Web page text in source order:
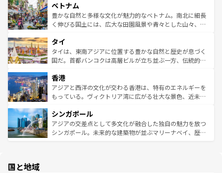
参照してほしい。
容にもいいと評判のスイーツなど、バラエティ豊かな料理
が味わえる。 なお、新着の台湾情報は コンテンツ一覧を参
照してほしい。
き、地方に足を延ばせば四季折々の自然美を楽しむことが
できる。そして、キムチや焼肉、絶品のストリートフード
まで、さまざまな韓国料理が待っている。夜には、韓国な
リティに包まれながら、韓国の多彩な魅力を心ゆくまで味
わってみてほしい。 なお、新着の韓国情報はコンテンツ一
覧を参照してほしい。
ベトナム
豊かな自然と多様な文化が魅力的なベトナム。南北に細長
く伸びる国土には、広大な田園風景や青々とした山々、世
急速な発展と共に伝統が息づく。ハノイの古い町並みやホ
ーチミン市のフランス統治時代の建物も、独特の雰囲気を
醸し出している。また、バラエティの豊かさとおいしさで
とつ。フォーやバインミー、ベトナムコーヒーなどは、ぜ
ひ現地で味わいたい。どの地域を訪れてもあたたかい人々
が旅行者を迎えてくれるので、きっと忘れられない旅にな
参照してほしい。
タイ
タイは、東南アジアに位置する豊かな自然と歴史が息づく
国だ。首都バンコクは高層ビルが立ち並ぶ一方、伝統的な
の活気が交差している。北部ではチェンマイなどの山岳地
帯で自然と触れ合い、南部ではプーケットやクラビの美し
いビーチでリゾート気分を楽しむことができる。タイ料理
激する。気候は一年中温暖で、どの季節にも異なる楽しみ
が待っている。親しみやすいタイの人々、仏教を中心とし
た文化、そして多様な観光資源が、訪れる旅人を魅了し続
香港
アジアと西洋の文化が交わる香港は、特有のエネルギーを
もっている。ヴィクトリア湾に広がる壮大な景色、近未来
み、どこを訪れても感動するはず。観光スポットが密集し
ており、効率よく見どころを回れるのも魅力。息をのむよ
うな絶景から文化的な体験まで、香港を存分に楽しみ尽く
シンガポール
アジアの交差点として多文化が融合した独自の魅力を放つ
シンガポール。未来的な建築物が並ぶマリーナベイ、歴史
国と地域